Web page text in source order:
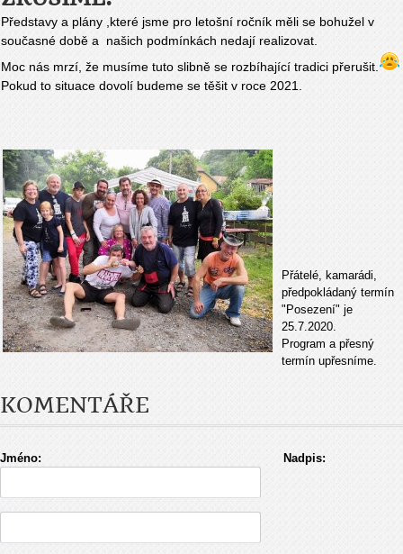
Představy a plány ,které jsme pro letošní ročník měli se bohužel v
současné době a našich podmínkách nedají realizovat.
Moc nás mrzí, že musíme tuto slibně se rozbíhající tradici přerušit.
Pokud to situace dovolí budeme se těšit v roce 2021.
Přátelé, kamarádi,
předpokládaný termín
"Posezení" je
25.7.2020.
Program a přesný
termín upřesníme.
KOMENTÁŘE
Jméno: Nadpis: